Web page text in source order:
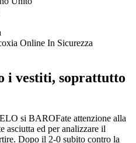
Online In Sicurezza
i vestiti, soprattutto
si BAROFate attenzione alla
asciutta ed per analizzare il
Dopo il 2-0 subito contro la